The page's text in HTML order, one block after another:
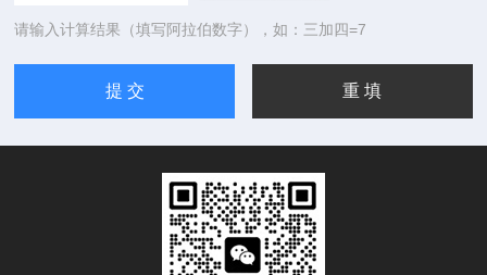
请输入计算结果（填写阿拉伯数字），如：三加四=7